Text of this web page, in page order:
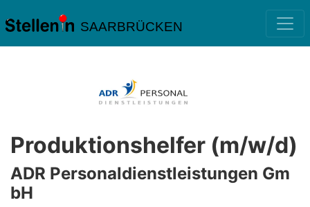
SAARBRÜCKEN
Produktionshelfer (m/w/d)
ADR Personaldienstleistungen Gm
bH